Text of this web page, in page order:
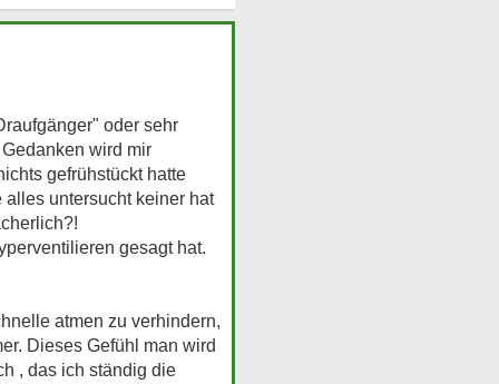
oder sehr
wird mir
gefrühstückt hatte
untersucht keiner hat
gesagt hat.
atmen zu verhindern,
Dieses Gefühl man wird
, das ich ständig die